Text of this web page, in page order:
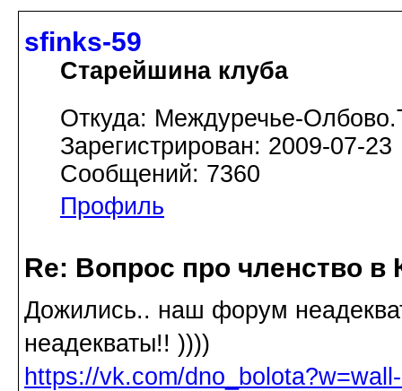
sfinks-59
Старейшина клуба
Откуда: Междуречье-
Зарегистрирован: 2009-07-23
Сообщений: 7360
Профиль
Re: Вопрос про членство в
Дожились.. наш форум
неадекваты!! ))))
https://vk.com/